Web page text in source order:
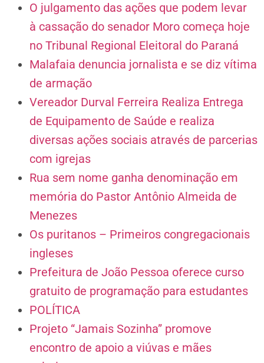
O julgamento das ações que podem levar
à cassação do senador Moro começa hoje
no Tribunal Regional Eleitoral do Paraná
Malafaia denuncia jornalista e se diz vítima
de armação
Vereador Durval Ferreira Realiza Entrega
de Equipamento de Saúde e realiza
diversas ações sociais através de parcerias
com igrejas
Rua sem nome ganha denominação em
memória do Pastor Antônio Almeida de
Menezes
Os puritanos – Primeiros congregacionais
ingleses
Prefeitura de João Pessoa oferece curso
gratuito de programação para estudantes
POLÍTICA
Projeto “Jamais Sozinha” promove
encontro de apoio a viúvas e mães